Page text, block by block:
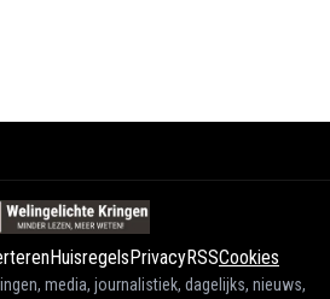
HuisregelsPrivacyRSSCookies
media, journalistiek, dagelijks, nieuws,